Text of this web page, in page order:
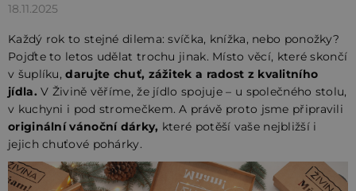
18.11.2025
Každý rok to stejné dilema: svíčka, knížka, nebo ponožky?
Pojďte to letos udělat trochu jinak. Místo věcí, které skončí
v šuplíku, darujte chuť, zážitek a radost z kvalitního
jídla. V Živině věříme, že jídlo spojuje – u společného stolu,
v kuchyni i pod stromečkem. A právě proto jsme připravili
originální vánoční dárky, které potěší vaše nejbližší i
jejich chuťové pohárky.